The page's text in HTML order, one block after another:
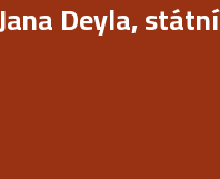
Deyla, státní